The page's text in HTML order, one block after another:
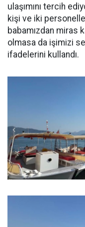
ulaşımını tercih
kişi ve iki
babamızdan miras
olmasa da işimizi
ifadelerini kullandı.